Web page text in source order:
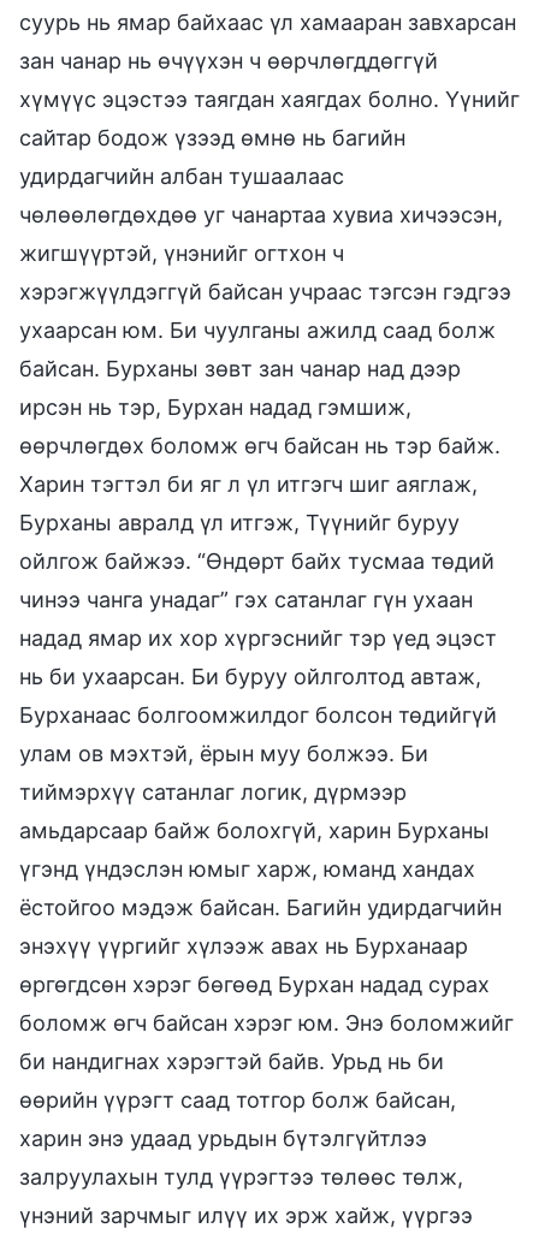
суурь нь ямар байхаас үл хамааран завхарсан
зан чанар нь өчүүхэн ч өөрчлөгддөггүй
хүмүүс эцэстээ таягдан хаягдах болно. Үүнийг
сайтар бодож үзээд өмнө нь багийн
удирдагчийн албан тушаалаас
чөлөөлөгдөхдөө уг чанартаа хувиа хичээсэн,
жигшүүртэй, үнэнийг огтхон ч
хэрэгжүүлдэггүй байсан учраас тэгсэн гэдгээ
ухаарсан юм. Би чуулганы ажилд саад болж
байсан. Бурханы зөвт зан чанар над дээр
ирсэн нь тэр, Бурхан надад гэмшиж,
өөрчлөгдөх боломж өгч байсан нь тэр байж.
Харин тэгтэл би яг л үл итгэгч шиг аяглаж,
Бурханы авралд үл итгэж, Түүнийг буруу
ойлгож байжээ. “Өндөрт байх тусмаа төдий
чинээ чанга унадаг” гэх сатанлаг гүн ухаан
надад ямар их хор хүргэснийг тэр үед эцэст
нь би ухаарсан. Би буруу ойлголтод автаж,
Бурханаас болгоомжилдог болсон төдийгүй
улам ов мэхтэй, ёрын муу болжээ. Би
тиймэрхүү сатанлаг логик, дүрмээр
амьдарсаар байж болохгүй, харин Бурханы
үгэнд үндэслэн юмыг харж, юманд хандах
ёстойгоо мэдэж байсан. Багийн удирдагчийн
энэхүү үүргийг хүлээж авах нь Бурханаар
өргөгдсөн хэрэг бөгөөд Бурхан надад сурах
боломж өгч байсан хэрэг юм. Энэ боломжийг
би нандигнах хэрэгтэй байв. Урьд нь би
өөрийн үүрэгт саад тотгор болж байсан,
харин энэ удаад урьдын бүтэлгүйтлээ
залруулахын тулд үүрэгтээ төлөөс төлж,
үнэний зарчмыг илүү их эрж хайж, үүргээ